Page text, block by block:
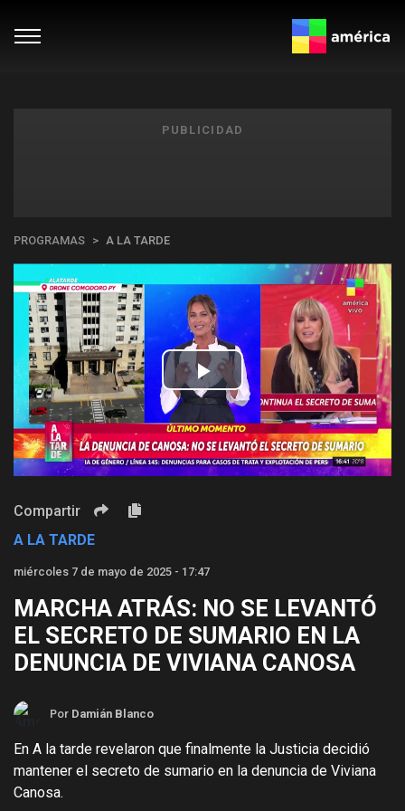
PUBLICIDAD
PROGRAMAS A LA TARDE
Play
Video
Compartir
A LA TARDE
miércoles 7 de mayo de 2025 - 17:47
MARCHA ATRÁS: NO SE LEVANTÓ
EL SECRETO DE SUMARIO EN LA
DENUNCIA DE VIVIANA CANOSA
Por Damián Blanco
En A la tarde revelaron que finalmente la Justicia decidió
mantener el secreto de sumario en la denuncia de Viviana
Canosa.